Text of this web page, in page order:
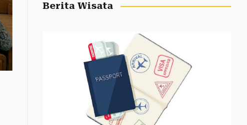
Berita Wisata